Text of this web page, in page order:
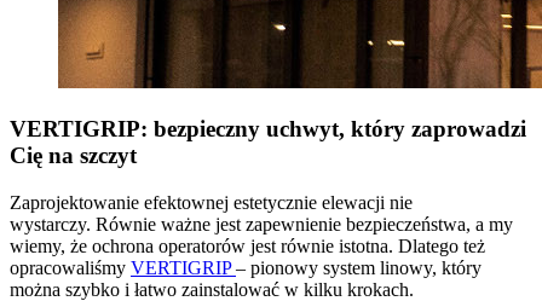
VERTIGRIP: bezpieczny uchwyt, który zaprowadzi
Cię na szczyt
Zaprojektowanie efektownej estetycznie elewacji nie
wystarczy. Równie ważne jest zapewnienie bezpieczeństwa, a my
wiemy, że ochrona operatorów jest równie istotna. Dlatego też
opracowaliśmy VERTIGRIP– pionowy system linowy, który
można szybko i łatwo zainstalować w kilku krokach.